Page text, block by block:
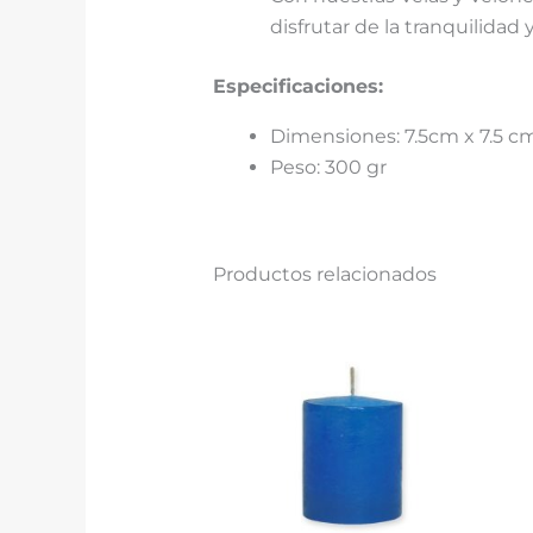
disfrutar de la tranquilidad
Especificaciones:
Dimensiones: 7.5cm x 7.5
Peso: 300 gr
Productos relacionados